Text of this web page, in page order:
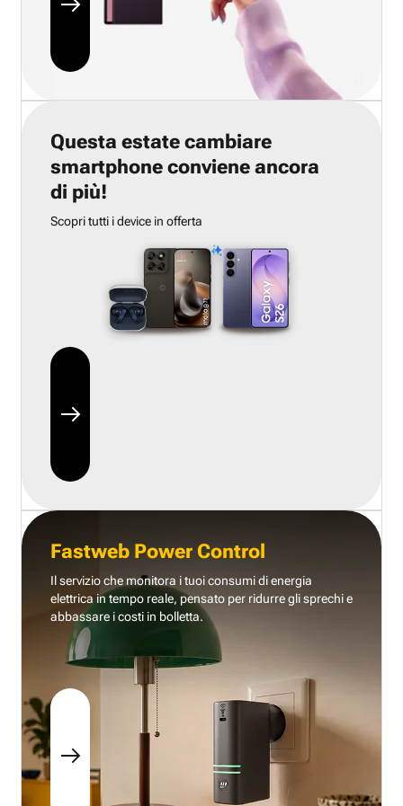
Questa estate cambiare
smartphone conviene ancora
di più!
Scopri tutti i device in offerta
Fastweb Power Control
Il servizio che monitora i tuoi consumi di energia
elettrica in tempo reale, pensato per ridurre gli sprechi e
abbassare i costi in bolletta.